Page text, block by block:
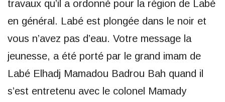
travaux qu’il a ordonné pour la région de Labé
en général. Labé est plongée dans le noir et
vous n’avez pas d’eau. Votre message la
jeunesse, a été porté par le grand imam de
Labé Elhadj Mamadou Badrou Bah quand il
s’est entretenu avec le colonel Mamady